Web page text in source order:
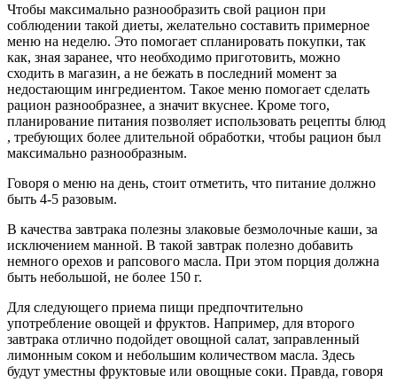
Чтобы максимально разнообразить свой рацион при
соблюдении такой диеты, желательно составить примерное
меню на неделю. Это помогает спланировать покупки, так
как, зная заранее, что необходимо приготовить, можно
сходить в магазин, а не бежать в последний момент за
недостающим ингредиентом. Такое меню помогает сделать
рацион разнообразнее, а значит вкуснее. Кроме того,
планирование питания позволяет использовать рецепты блюд
, требующих более длительной обработки, чтобы рацион был
максимально разнообразным.
Говоря о меню на день, стоит отметить, что питание должно
быть 4-5 разовым.
В качества завтрака полезны злаковые безмолочные каши, за
исключением манной. В такой завтрак полезно добавить
немного орехов и рапсового масла. При этом порция должна
быть небольшой, не более 150 г.
Для следующего приема пищи предпочтительно
употребление овощей и фруктов. Например, для второго
завтрака отлично подойдет овощной салат, заправленный
лимонным соком и небольшим количеством масла. Здесь
будут уместны фруктовые или овощные соки. Правда, говоря